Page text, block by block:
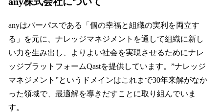
anyはパーパスである「個の幸福と組織の実利を両立す
る」を元に、ナレッジマネジメントを通して組織に新し
い力を生み出し、よりよい社会を実現させるためにナレ
ッジプラットフォームQastを提供しています。”ナレッジ
マネジメント”というドメインはこれまで30年来解がなか
った領域で、最適解を導きだすことに取り組んでいま
す。